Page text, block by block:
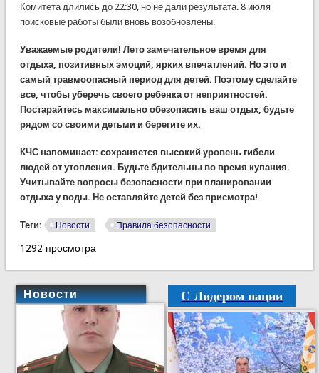
Комитета длились до 22:30, но не дали результата. 8 июля
поисковые работы были вновь возобновлены.
Уважаемые родители! Лето замечательное время для
отдыха, позитивных эмоций, ярких впечатлений. Но это и
самый травмоопасный период для детей. Поэтому сделайте
все, чтобы уберечь своего ребенка от неприятностей.
Постарайтесь максимально обезопасить ваш отдых, будьте
рядом со своими детьми и берегите их.
КЧС напоминает: сохраняется высокий уровень гибели
людей от утопления. Будьте бдительны во время купания.
Учитывайте вопросы безопасности при планировании
отдыха у воды. Не оставляйте детей без присмотра!
Теги: Новости Правила безопасности
1292 просмотра
Новости С Лидером нации